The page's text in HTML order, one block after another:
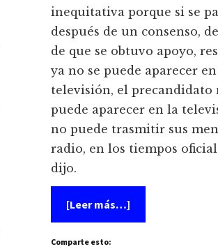
inequitativa porque si se
después de un consenso,
de que se obtuvo apoyo,
ya no se puede aparecer
televisión, el precandidato
puede aparecer en la
no puede trasmitir sus
radio, en los tiempos
dijo.
[Leer más…]
Desiste
Comparte esto: